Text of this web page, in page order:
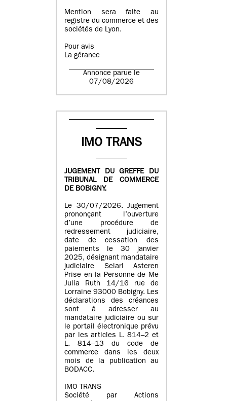
Mention sera faite au
registre du commerce et des
sociétés de Lyon.
Pour avis
La gérance
Annonce parue le
07/08/2026
IMO TRANS
JUGEMENT DU GREFFE DU
TRIBUNAL DE COMMERCE
DE BOBIGNY.
Le 30/07/2026. Jugement
prononçant l’ouverture
d’une procédure de
redressement judiciaire,
date de cessation des
paiements le 30 janvier
2025, désignant mandataire
judiciaire Selarl Asteren
Prise en la Personne de Me
Julia Ruth 14/16 rue de
Lorraine 93000 Bobigny. Les
déclarations des créances
sont à adresser au
mandataire judiciaire ou sur
le portail électronique prévu
par les articles L. 814–2 et
L. 814–13 du code de
commerce dans les deux
mois de la publication au
BODACC.
IMO TRANS
Société par Actions